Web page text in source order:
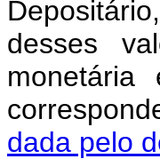
desses
dada pelo